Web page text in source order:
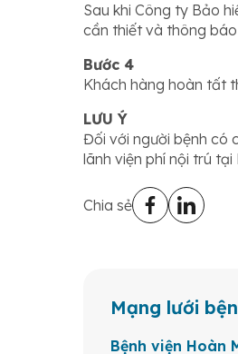
Sau khi Công ty Bảo
cần thiết và thông
Bước 4
Khách hàng hoàn tất
LƯU Ý
Đối với người bệnh có
lãnh viện phí nội trú tại
Chia sẻ
Mạng lưới
Bệnh viện Hoàn